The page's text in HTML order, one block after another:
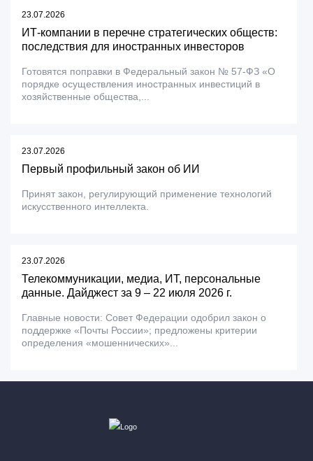
23.07.2026
ИТ-компании в перечне стратегических обществ:
последствия для иностранных инвесторов
Готовятся поправки в Федеральный закон № 57-ФЗ «О
порядке осуществления иностранных инвестиций в
хозяйственные общества,...
23.07.2026
Первый профильный закон об ИИ
Принят закон, регулирующий применение технологий
искусственного интеллекта.
23.07.2026
Телекоммуникации, медиа, ИТ, персональные
данные. Дайджест за 9 – 22 июля 2026 г.
Главные новости: Совет Федерации одобрил закон о
поддержке «Почты России»; предложены критерии
определения «мошеннических»...